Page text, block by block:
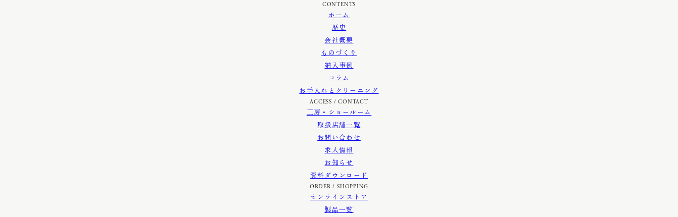
CONTENTS
ホーム
歴史
会社概要
ものづくり
納入事例
コラム
お手入れとクリーニング
ACCESS / CONTACT
工房・ショールーム
取扱店舗一覧
お問い合わせ
求人情報
お知らせ
資料ダウンロード
ORDER / SHOPPING
オンラインストア
製品一覧